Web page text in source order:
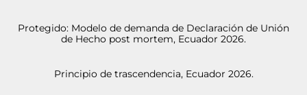
Protegido: Modelo de demanda de Declaración de Unión
de Hecho post mortem, Ecuador 2026.
Principio de trascendencia, Ecuador 2026.